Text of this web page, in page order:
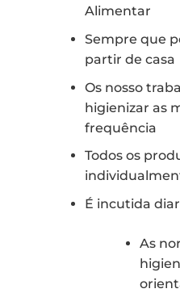
Alimentar
Sempre que
partir de casa
Os nosso
higienizar as
frequência
Todos os
É incutida
As